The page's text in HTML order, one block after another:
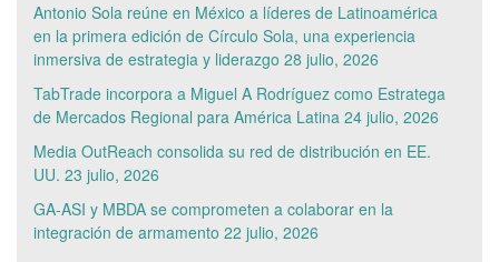
Antonio Sola reúne en México a líderes de Latinoamérica
en la primera edición de Círculo Sola, una experiencia
inmersiva de estrategia y liderazgo 28 julio, 2026
TabTrade incorpora a Miguel A Rodríguez como Estratega
de Mercados Regional para América Latina 24 julio, 2026
Media OutReach consolida su red de distribución en EE.
UU. 23 julio, 2026
GA-ASI y MBDA se comprometen a colaborar en la
integración de armamento 22 julio, 2026